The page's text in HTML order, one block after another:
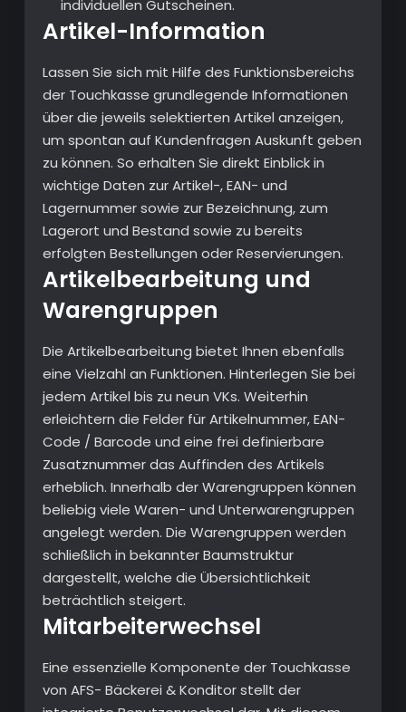
individuellen Gutscheinen.
Artikel-Information
Lassen Sie sich mit Hilfe des Funktionsbereichs
der Touchkasse grundlegende Informationen
über die jeweils selektierten Artikel anzeigen,
um spontan auf Kundenfragen Auskunft geben
zu können. So erhalten Sie direkt Einblick in
wichtige Daten zur Artikel-, EAN- und
Lagernummer sowie zur Bezeichnung, zum
Lagerort und Bestand sowie zu bereits
erfolgten Bestellungen oder Reservierungen.
Artikelbearbeitung und
Warengruppen
Die Artikelbearbeitung bietet Ihnen ebenfalls
eine Vielzahl an Funktionen. Hinterlegen Sie bei
jedem Artikel bis zu neun VKs. Weiterhin
erleichtern die Felder für Artikelnummer, EAN-
Code / Barcode und eine frei definierbare
Zusatznummer das Auffinden des Artikels
erheblich. Innerhalb der Warengruppen können
beliebig viele Waren- und Unterwarengruppen
angelegt werden. Die Warengruppen werden
schließlich in bekannter Baumstruktur
dargestellt, welche die Übersichtlichkeit
beträchtlich steigert.
Mitarbeiterwechsel
Eine essenzielle Komponente der Touchkasse
von AFS- Bäckerei & Konditor stellt der